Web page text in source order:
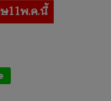
11พ.ค.นี้